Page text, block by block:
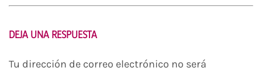
DEJA UNA RESPUESTA
Tu dirección de correo electrónico no será